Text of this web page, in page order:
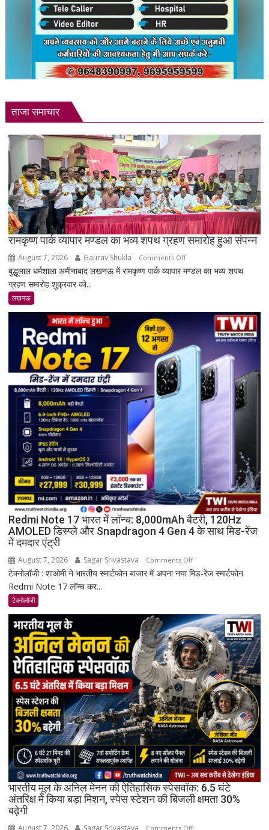
ताजा समाचार
रामकृष्ण पार्क व्यापार मण्डल का भव्य शपथ ग्रहण समारोह हुआ संपन्न
August 7, 2026 Gaurav Shukla Comments Offon
रामकृष्ण
मण्डल
शपथ
समारोह
बुद्धूलाल धर्मशाला अमीनाबाद लखनऊ में रामकृष्ण पार्क व्यापार मण्डल का भव्य शपथ
ग्रहण समारोह शुक्रवार को...
लखनऊ
Redmi Note 17 भारत में लॉन्च: 8,000mAh बैटरी, 120Hz
AMOLED डिस्प्ले और Snapdragon 4 Gen 4 के साथ मिड-रेंज
में दमदार एंट्री
August 7, 2026 Sagar Srivastava Comments Offon
Redmi
में
लॉन्च:
8,000mAh
बैटरी,
120Hz
AMOLED
डिस्प्ले
और
Snapdragon
4
Gen
4
के
साथ
रेंज
टेक्नोलॉजी : शाओमी ने भारतीय स्मार्टफोन बाजार में अपना नया मिड-रेंज स्मार्टफोन
Redmi Note 17 लॉन्च कर...
टेक्नोलॉजी
भारतीय मूल के अनिल मेनन की ऐतिहासिक स्पेसवॉक: 6.5 घंटे
अंतरिक्ष में किया बड़ा मिशन, स्पेस स्टेशन की बिजली क्षमता 30%
बढ़ेगी
August 7, 2026 Sagar Srivastava Comments Offon